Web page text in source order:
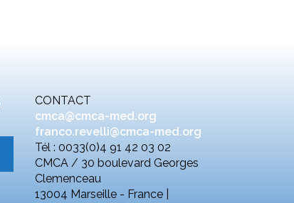
CONTACT
cmca@cmca-med.org
franco.revelli@cmca-med.org
Tél : 0033(0)4 91 42 03 02
CMCA / 30 boulevard Georges
Clemenceau
13004 Marseille - France |